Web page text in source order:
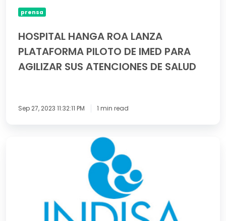
SALUDprensa
HOSPITAL HANGA ROA LANZA
PLATAFORMA PILOTO DE IMED PARA
AGILIZAR SUS ATENCIONES DE SALUD
Sep 27, 2023 11:32:11 PM 1 min read